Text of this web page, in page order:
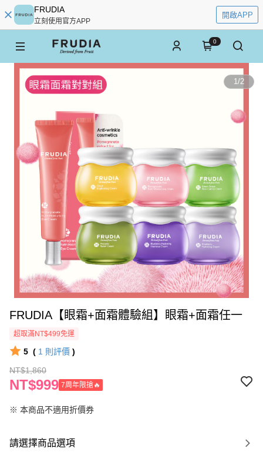
FRUDIA
立刻使用官方APP
開啟APP
0
1/2
FRUDIA【眼霜+面霜體驗組】眼霜+面霜任一
超取滿NT$499免運
5 ( 1 則評價 )
NT$1,860
NT$999 7周年限搶🔥
※ 本商品不適用折價券
請選擇商品選項